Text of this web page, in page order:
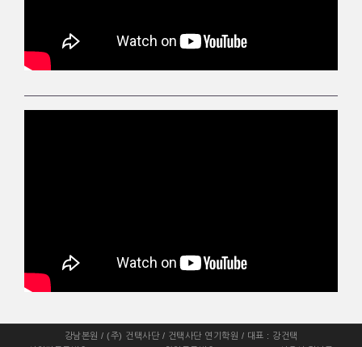
강남본원 / (주) 건택사단 / 건택사단 연기학원 / 대표 : 강건택